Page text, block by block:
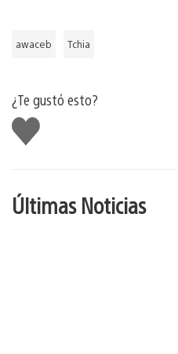
awaceb Tchia
¿Te gustó esto?
Me
gusta
Últimas Noticias